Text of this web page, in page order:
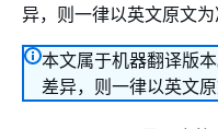
异，则一律以英文原文为
本文属于机器翻译版
差异，则一律以英文原